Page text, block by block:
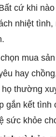
cứ khi
nhiệt tình,
mua
hay
họ thường
gắn kết tình
sức khỏe